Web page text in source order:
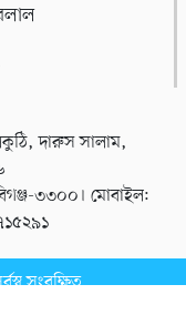
দারুস সালাম,
৩৩০০। মোবাইল:
সংরক্ষিত